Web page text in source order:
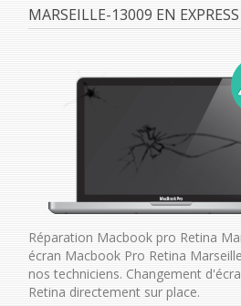
MARSEILLE-13009 EN EXPRESS
Réparation Macbook pro Retina
écran Macbook Pro Retina
nos techniciens. Changement
Retina directement sur place.